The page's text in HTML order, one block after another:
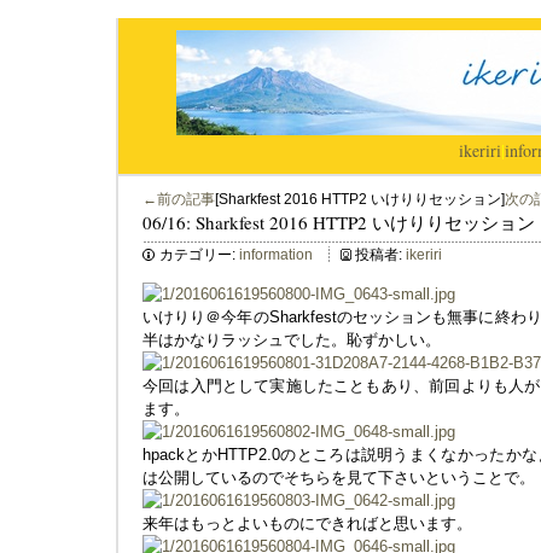
ikeriri|
←前の記事[Sharkfest 2016 HTTP2 いけりりセッション]次の
06/16: Sharkfest 2016 HTTP2 いけりりセッション
カテゴリー: information 投稿者: ikeriri
いけりり＠今年のSharkfestのセッションも無事に終わ
半はかなりラッシュでした。恥ずかしい。
今回は入門として実施したこともあり、前回よりも人
ます。
hpackとかHTTP2.0のところは説明うまくなかったか
は公開しているのでそちらを見て下さいということで。
来年はもっとよいものにできればと思います。